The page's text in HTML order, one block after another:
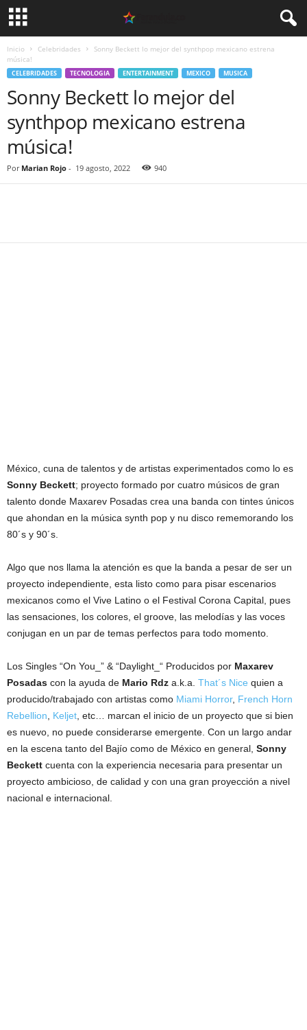
Inicio Celebridades
Sonny Beckett lo mejor del synthpop mexicano estrena
música!
CELEBRIDADES TECNOLOGIA ENTERTAINMENT MEXICO MUSICA
Sonny Beckett lo mejor del
synthpop mexicano estrena
música!
Por Marian Rojo - 19 agosto, 2022 940
México, cuna de talentos y de artistas experimentados como lo es
Sonny Beckett; proyecto formado por cuatro músicos de gran
talento donde Maxarev Posadas crea una banda con tintes únicos
que ahondan en la música synth pop y nu disco rememorando los
80´s y 90´s.
Algo que nos llama la atención es que la banda a pesar de ser un
proyecto independiente, esta listo como para pisar escenarios
mexicanos como el Vive Latino o el Festival Corona Capital, pues
las sensaciones, los colores, el groove, las melodías y las voces
conjugan en un par de temas perfectos para todo momento.
Los Singles “On You_” & “Daylight_“ Producidos por Maxarev
Posadas con la ayuda de Mario Rdz a.k.a. That´s Nice quien a
producido/trabajado con artistas como Miami Horror, French Horn
Rebellion, Keljet, etc… marcan el inicio de un proyecto que si bien
es nuevo, no puede considerarse emergente. Con un largo andar
en la escena tanto del Bajío como de México en general, Sonny
Beckett cuenta con la experiencia necesaria para presentar un
proyecto ambicioso, de calidad y con una gran proyección a nivel
nacional e internacional.